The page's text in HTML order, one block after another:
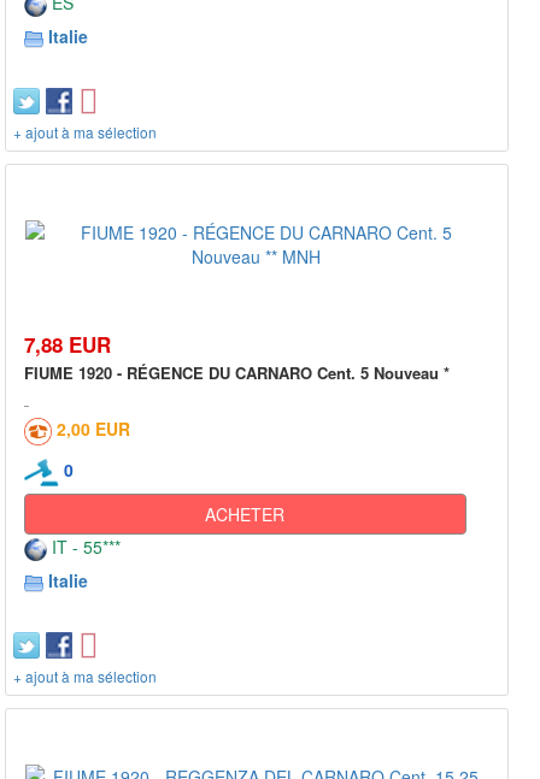
Italie
+ ajout à ma sélection
7,88 EUR
FIUME 1920 - RÉGENCE DU CARNARO Cent. 5 Nouveau *
2,00 EUR
0
ACHETER
IT - 55***
Italie
+ ajout à ma sélection